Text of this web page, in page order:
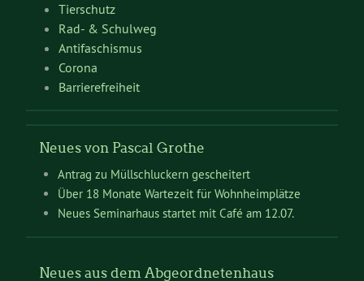
Tierschutz
Rad- & Schulweg
Antifaschismus
Corona
Barrierefreiheit
Neues von Pascal Grothe
Antrag zu Müllschluckern gescheitert
Über 18 Monate Wartezeit für Wohnheimplätze
Neues Seminarhaus startet mit Café am 12.07.
Neues aus dem Abgeordnetenhaus